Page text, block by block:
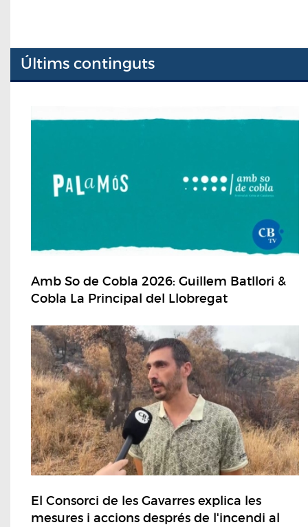
Últims continguts
Amb So de Cobla 2026: Guillem Batllori &
Cobla La Principal del Llobregat
El Consorci de les Gavarres explica les
mesures i accions després de l'incendi al